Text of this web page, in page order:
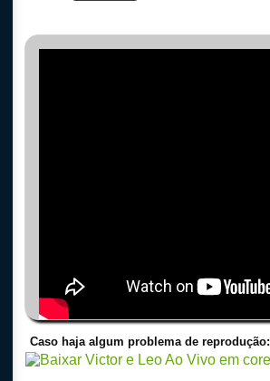
Caso haja algum problema de reprodução: